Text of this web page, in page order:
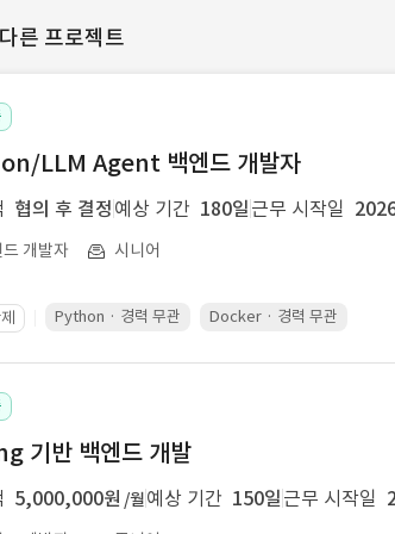
른 프로젝트
LLM Agent 백엔드 개발자
협의 후 결정 예상 기간 180일 근무 시작일
개발자 시니어
Python · 경력 무관 Docker · 경력 무관
기반 백엔드 개발
5,000,000원 /월예상 기간 150일 근무 시작일